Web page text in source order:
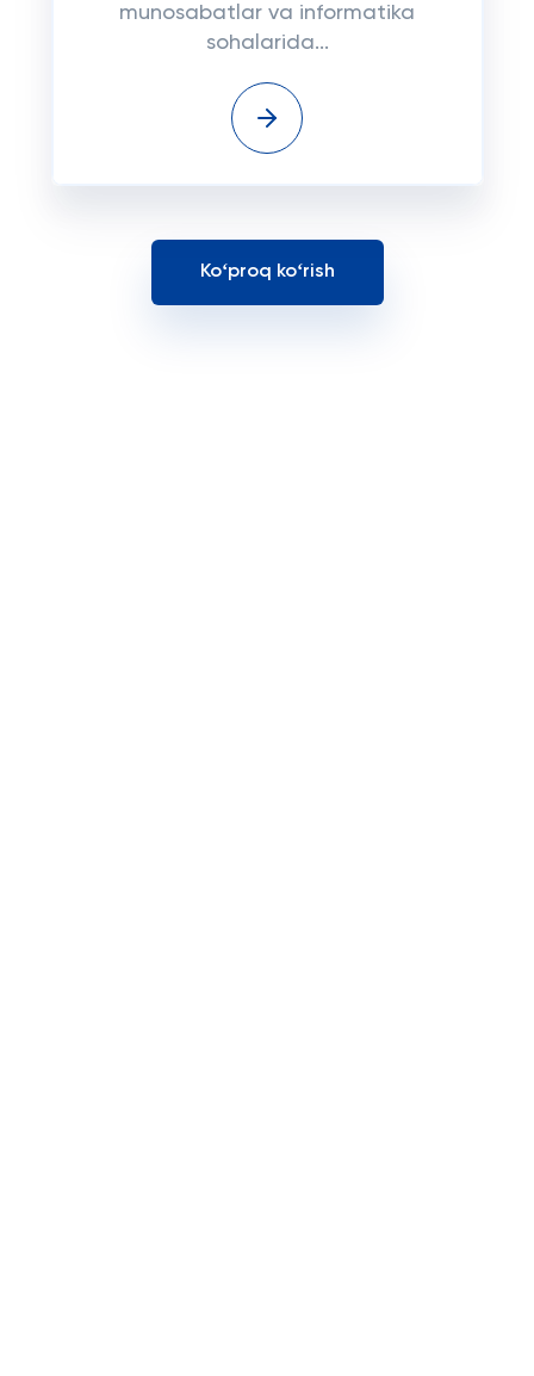
munosabatlar va informatika
sohalarida...
Koʻproq koʻrish